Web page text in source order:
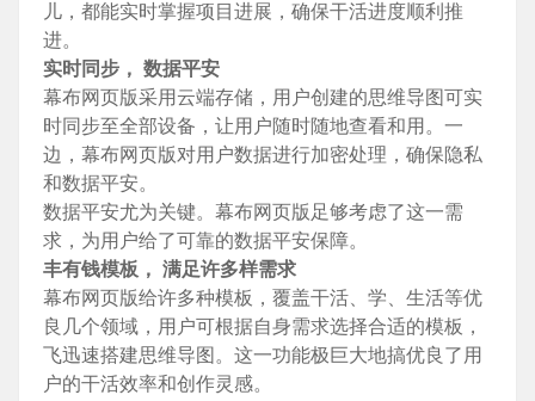
儿，都能实时掌握项目进展，确保干活进度顺利推
进。
实时同步， 数据平安
幕布网页版采用云端存储，用户创建的思维导图可实
时同步至全部设备，让用户随时随地查看和用。一
边，幕布网页版对用户数据进行加密处理，确保隐私
和数据平安。
数据平安尤为关键。幕布网页版足够考虑了这一需
求，为用户给了可靠的数据平安保障。
丰有钱模板， 满足许多样需求
幕布网页版给许多种模板，覆盖干活、学、生活等优
良几个领域，用户可根据自身需求选择合适的模板，
飞迅速搭建思维导图。这一功能极巨大地搞优良了用
户的干活效率和创作灵感。